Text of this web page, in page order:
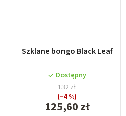
Szklane bongo Black Leaf
Dostępny
125,60 zł
132 zł
(–4 %)